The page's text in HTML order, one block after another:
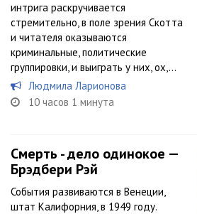
интрига раскручивается
стремительно, в поле зрения Скотта
и читателя оказываются
криминальные, политические
группировки, и выиграть у них, ох,...
Людмила Ларионова
10 часов 1 минута
Смерть - дело одинокое —
Брэдбери Рэй
События развиваются в Венеции,
штат Калифорния, в 1949 году.